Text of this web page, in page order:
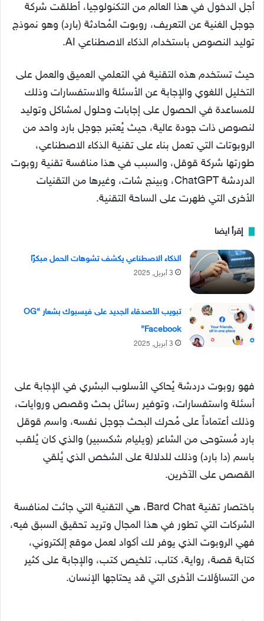
أجل الدخول في هذا العالم من التكنولوجيا، أطلقت شركة
جوجل الغنية عن التعريف، روبوت المُحادثة (بارد) وهو نموذج
توليد النصوص باستخدام الذكاء الاصطناعي AI.
حيث تستخدم هذه التقنية في التعلمي العميق والعمل على
التخليل اللغوي والإجابة عن الأسئلة والاستفسارات وذلك
للمساعدة في الحصول على إجابات وحلول لمشاكل وتوليد
لنصوص ذات جودة عالية، حيث يُعتبر جوجل بارد واحد من
الروبوتات التي تعمل بناء على تقنية الذكاء الاصطناعي،
طورتها شركة قوقل، والسبب في هذا منافسة تقنية روبوت
الدردشة ChatGPT، وبينج شات، وغيرها من التقنيات
الأخرى التي ظهرت على الساحة التقنية.
إقرأ ايضا
الذكاء الاصطناعي يكشف تشوهات الحمل مبكرًا
3 أبريل, 2025
تبويب الأصدقاء الجديد على فيسبوك بشعار “OG
Facebook”
3 أبريل, 2025
فهو روبوت دردشة يُحاكي الأسلوب البشري في الإجابة على
أسئلة واستفسارات، وتوفير رسائل بحث وقصص وروايات،
وذلك أعتماداً على مُحرك البحث جوجل نفسه، واسم قوقل
بارد مُستوحى من الشاعر (ويليام شكسبير) والذي كان يُلقب
باسم (دا بارد) وذلك للدلالة على الشخص الذي يُلقي
القصص على الآخرين.
باختصار تقنية Bard Chat، هي التقنية التي جائت لمنافسة
الشركات التي تطور في هذا المجال وتريد تحقيق السبق فيه،
فهي الروبوت الذي يوفر لك أكواد لعمل موقع إلكتروني،
كتابة قصة، رواية، كتاب، تلخيص كتب، والإجابة على كثير
من التساؤلات الأخرى التي قد يحتاجها الإنسان.